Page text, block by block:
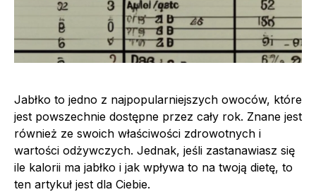
Jabłko to jedno z najpopularniejszych owoców, które
jest powszechnie dostępne przez cały rok. Znane jest
również ze swoich właściwości zdrowotnych i
wartości odżywczych. Jednak, jeśli zastanawiasz się
ile kalorii ma jabłko i jak wpływa to na twoją dietę, to
ten artykuł jest dla Ciebie.